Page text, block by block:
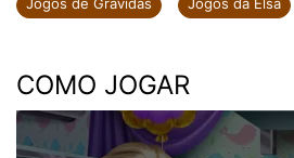
COMO JOGAR